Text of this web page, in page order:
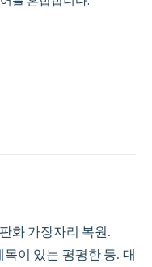
화 가장자리 복원.
이 있는 평평한 등. 대